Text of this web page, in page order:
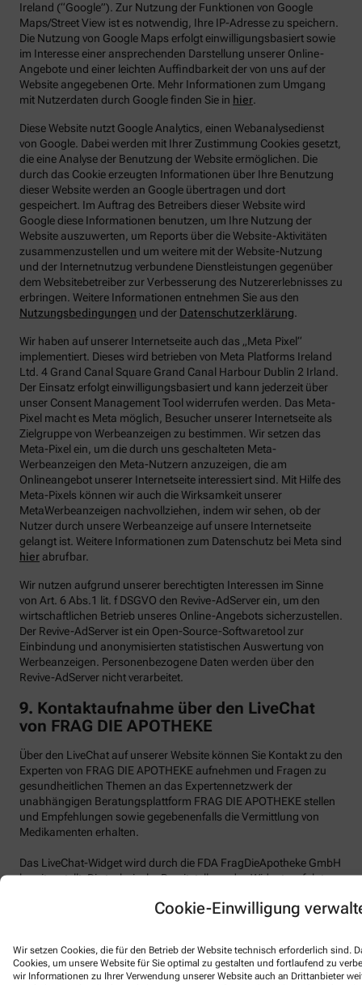
Cookie-Einwilligung
Wir setzen Cookies, die für den Betrieb der Website technisch erforderlich sind.
Cookies, um unsere Website für Sie optimal zu gestalten und fortlaufend zu
wir Informationen zu Ihrer Verwendung unserer Website auch an Drittanbieter
Ireland (“Google”). Zur Nutzung der Funktionen von Google
Maps/Street View ist es notwendig, Ihre IP-Adresse zu speichern.
Die Nutzung von Google Maps erfolgt einwilligungsbasiert sowie
im Interesse einer ansprechenden Darstellung unserer Online-
Angebote und einer leichten Auffindbarkeit der von uns auf der
Website angegebenen Orte. Mehr Informationen zum Umgang
mit Nutzerdaten durch Google finden Sie in hier.
Diese Website nutzt Google Analytics, einen Webanalysedienst
von Google. Dabei werden mit Ihrer Zustimmung Cookies gesetzt,
die eine Analyse der Benutzung der Website ermöglichen. Die
durch das Cookie erzeugten Informationen über Ihre Benutzung
dieser Website werden an Google übertragen und dort
gespeichert. Im Auftrag des Betreibers dieser Website wird
Google diese Informationen benutzen, um Ihre Nutzung der
Website auszuwerten, um Reports über die Website-Aktivitäten
zusammenzustellen und um weitere mit der Website-Nutzung
und der Internetnutzug verbundene Dienstleistungen gegenüber
dem Websitebetreiber zur Verbesserung des Nutzererlebnisses zu
erbringen. Weitere Informationen entnehmen Sie aus den
Nutzungsbedingungen und der Datenschutzerklärung.
Wir haben auf unserer Internetseite auch das „Meta Pixel“
implementiert. Dieses wird betrieben von Meta Platforms Ireland
Ltd. 4 Grand Canal Square Grand Canal Harbour Dublin 2 Irland.
Der Einsatz erfolgt einwilligungsbasiert und kann jederzeit über
unser Consent Management Tool widerrufen werden. Das Meta-
Pixel macht es Meta möglich, Besucher unserer Internetseite als
Zielgruppe von Werbeanzeigen zu bestimmen. Wir setzen das
Meta-Pixel ein, um die durch uns geschalteten Meta-
Werbeanzeigen den Meta-Nutzern anzuzeigen, die am
Onlineangebot unserer Internetseite interessiert sind. Mit Hilfe des
Meta-Pixels können wir auch die Wirksamkeit unserer
MetaWerbeanzeigen nachvollziehen, indem wir sehen, ob der
Nutzer durch unsere Werbeanzeige auf unsere Internetseite
gelangt ist. Weitere Informationen zum Datenschutz bei Meta sind
hier abrufbar.
Wir nutzen aufgrund unserer berechtigten Interessen im Sinne
von Art. 6 Abs.1 lit. f DSGVO den Revive-AdServer ein, um den
wirtschaftlichen Betrieb unseres Online-Angebots sicherzustellen.
Der Revive-AdServer ist ein Open-Source-Softwaretool zur
Einbindung und anonymisierten statistischen Auswertung von
Werbeanzeigen. Personenbezogene Daten werden über den
Revive-AdServer nicht verarbeitet.
9. Kontaktaufnahme über den LiveChat
von FRAG DIE APOTHEKE
Über den LiveChat auf unserer Website können Sie Kontakt zu den
Experten von FRAG DIE APOTHEKE aufnehmen und Fragen zu
gesundheitlichen Themen an das Expertennetzwerk der
unabhängigen Beratungsplattform FRAG DIE APOTHEKE stellen
und Empfehlungen sowie gegebenenfalls die Vermittlung von
Medikamenten erhalten.
Das LiveChat-Widget wird durch die FDA FragDieApotheke GmbH
bereitgestellt. Die technische Bereitstellung des Widgets erfolgt
Boston MA 02110, USA, im Folgenden „LiveChat“), der im
LiveChat verwendet funktionale Cookies.